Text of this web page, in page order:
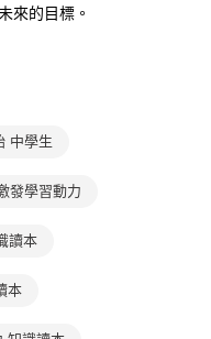
oppay.tw/userRule
之情形，本公司將視審查結果
用額度並採取法律行動。
來的目標。
中學生
發學習動力
讀本
本